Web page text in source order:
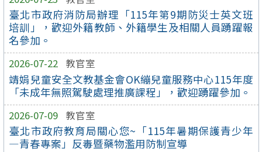
臺北市政府消防局辦理「115年第9期防災士英文班
培訓」，歡迎外籍教師、外籍學生及相關人員踴躍報
名參加。
2026-07-22 教官室
靖娟兒童安全文教基金會OK繃兒童服務中心115年度
「未成年無照駕駛處理推廣課程」，歡迎踴躍參加。
2026-07-09 教官室
臺北市政府教育局關心您~「115年暑期保護青少年
—青春專案」反毒暨藥物濫用防制宣導